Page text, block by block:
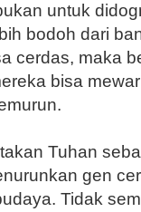
untuk
bodoh dari
cerdas, maka
bisa
Tuhan
gen
Tidak